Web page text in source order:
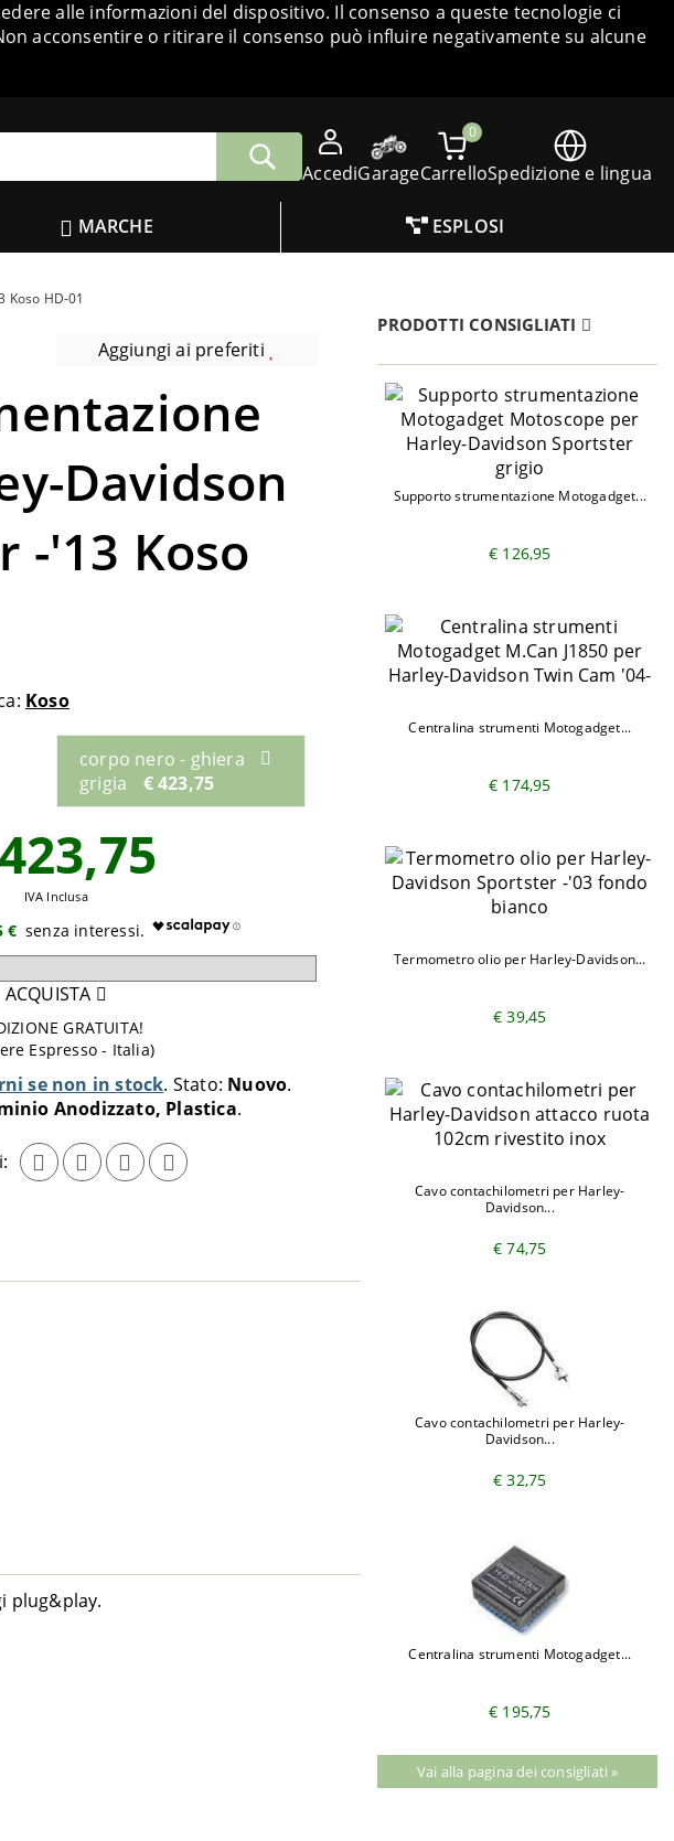
alle informazioni del dispositivo. Il consenso a queste tecnologie ci
acconsentire o ritirare il consenso può influire negativamente su alcune
AccediGarage
0
CarrelloSpedizione e lingua
MARCHE ESPLOSI
Koso HD-01
Aggiungi ai preferiti
Davidson
-'13 Koso
Koso
corpo nero - ghiera
grigia
€ 423,75
se non in stock Stato: Nuovo
Anodizzato, Plastica
IVA Inclusa
€
ACQUISTA
GRATUITA!
Espresso - Italia)
plug&play.
PRODOTTI CONSIGLIATI
Supporto strumentazione Motogadget...
€ 126,95
Centralina strumenti Motogadget...
€ 174,95
Termometro olio per Harley-Davidson...
€ 39,45
Cavo contachilometri per Harley-
Davidson...
€ 74,75
Cavo contachilometri per Harley-
Davidson...
€ 32,75
Centralina strumenti Motogadget...
€ 195,75
Vai alla pagina dei consigliati »